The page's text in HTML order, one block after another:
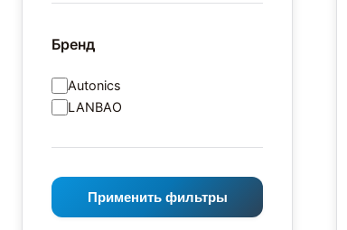
Бренд
Autonics
LANBAO
Применить фильтры